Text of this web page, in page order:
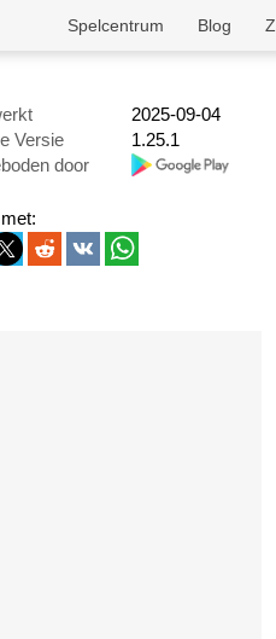
Blog
Spelcentrum
2025-09-04
Versie
1.25.1
door